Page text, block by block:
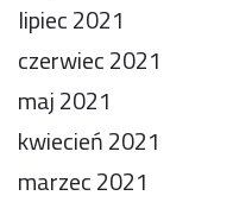
lipiec 2021
czerwiec 2021
maj 2021
kwiecień 2021
marzec 2021